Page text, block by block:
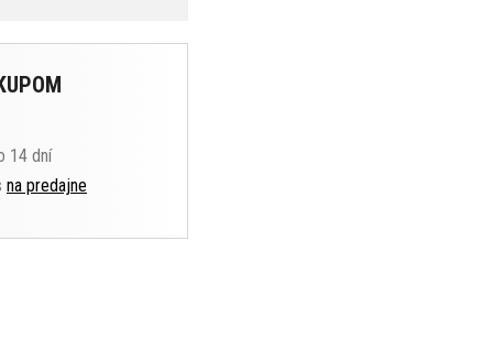
14 dní
na predajne